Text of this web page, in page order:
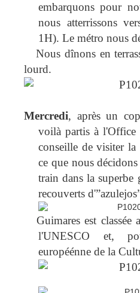
embarquons pour
nous atterrissons
1H). Le métro nous
Nous dînons en
lourd.
Mercredi, après un
voilà partis à
conseille de visiter
ce que nous
train dans la superbe
recouverts
Guimares est classée
l'UNESCO et,
européénne de la